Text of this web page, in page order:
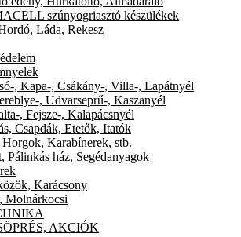
szúnyogriasztó készülékek
Láda, Rekesz
, Kapa-, Csákány-, Villa-, Lapátnyél
, Udvarseprű-, Kaszanyél
, Fejsze-, Kalapácsnyél
Csapdák, Etetők, Itatók
Karabínerek, stb.
Pálinkás ház, Segédanyagok
Karácsony
Molnárkocsi
AKCIÓK